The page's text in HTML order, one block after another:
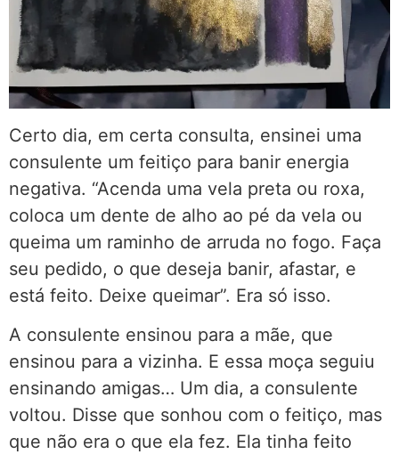
Certo dia, em certa consulta, ensinei uma
consulente um feitiço para banir energia
negativa. “Acenda uma vela preta ou roxa,
coloca um dente de alho ao pé da vela ou
queima um raminho de arruda no fogo. Faça
seu pedido, o que deseja banir, afastar, e
está feito. Deixe queimar”. Era só isso.
A consulente ensinou para a mãe, que
ensinou para a vizinha. E essa moça seguiu
ensinando amigas… Um dia, a consulente
voltou. Disse que sonhou com o feitiço, mas
que não era o que ela fez. Ela tinha feito